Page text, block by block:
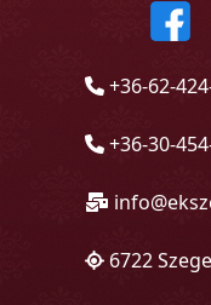
+36-62-
+36-30-
6722